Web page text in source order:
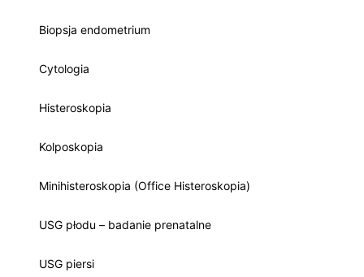
Biopsja endometrium
Cytologia
Histeroskopia
Kolposkopia
Minihisteroskopia (Office Histeroskopia)
USG płodu – badanie prenatalne
USG piersi